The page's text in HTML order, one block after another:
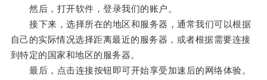
然后，打开软件，登录我们的账户。
接下来，选择所在的地区和服务器，通常我们可以根据
自己的实际情况选择距离最近的服务器，或者根据需要连接
到特定的国家和地区的服务器。
最后，点击连接按钮即可开始享受加速后的网络体验。